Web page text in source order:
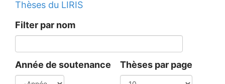
Thèses du LIRIS
Filter par nom
Année de soutenance Thèses par page